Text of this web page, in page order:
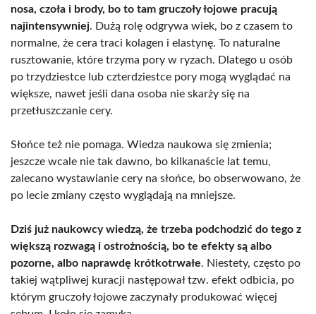
nosa, czoła i brody, bo to tam gruczoły łojowe pracują
najintensywniej. Dużą rolę odgrywa wiek, bo z czasem to
normalne, że cera traci kolagen i elastynę. To naturalne
rusztowanie, które trzyma pory w ryzach. Dlatego u osób
po trzydziestce lub czterdziestce pory mogą wyglądać na
większe, nawet jeśli dana osoba nie skarży się na
przetłuszczanie cery.
Słońce też nie pomaga. Wiedza naukowa się zmienia;
jeszcze wcale nie tak dawno, bo kilkanaście lat temu,
zalecano wystawianie cery na słońce, bo obserwowano, że
po lecie zmiany często wyglądają na mniejsze.
Dziś już naukowcy wiedzą, że trzeba podchodzić do tego z
większą rozwagą i ostrożnością, bo te efekty są albo
pozorne, albo naprawdę krótkotrwałe. Niestety, często po
takiej wątpliwej kuracji następował tzw. efekt odbicia, po
którym gruczoły łojowe zaczynały produkować więcej